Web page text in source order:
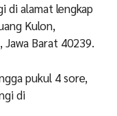
di alamat lengkap
Kulon,
Barat 40239.
pukul 4 sore,
di